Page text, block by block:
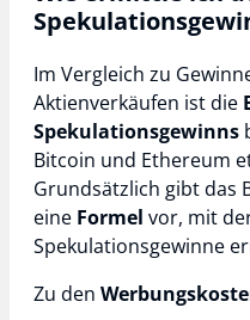
Im Vergleich zu
Aktienverkäufen ist die
Spekulationsgewinns
Bitcoin und Ethereum
Grundsätzlich gibt das
eine Formel vor, mit
Spekulationsgewinne
Zu den